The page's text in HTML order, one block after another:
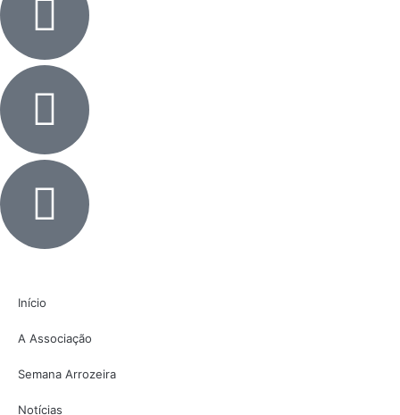
Início
A Associação
Semana Arrozeira
Notícias